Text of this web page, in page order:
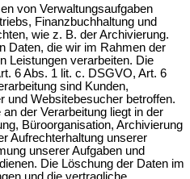
von Verwaltungsaufgaben
Finanzbuchhaltung und
wie z. B. der Archivierung.
Daten, die wir im Rahmen der
Leistungen verarbeiten. Die
6 Abs. 1 lit. c. DSGVO, Art. 6
sind Kunden,
und Websitebesucher betroffen.
der Verarbeitung liegt in der
Büroorganisation, Archivierung
Aufrechterhaltung unserer
unserer Aufgaben und
Die Löschung der Daten im
und die vertragliche